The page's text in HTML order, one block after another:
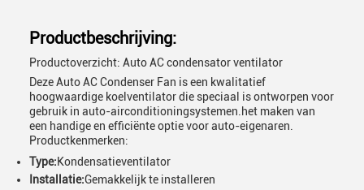
Productbeschrijving:
Productoverzicht: Auto AC condensator ventilator
Deze Auto AC Condenser Fan is een kwalitatief
hoogwaardige koelventilator die speciaal is ontworpen voor
gebruik in auto-airconditioningsystemen.het maken van
een handige en efficiënte optie voor auto-eigenaren.
Productkenmerken:
Type:Kondensatieventilator
Installatie:Gemakkelijk te installeren